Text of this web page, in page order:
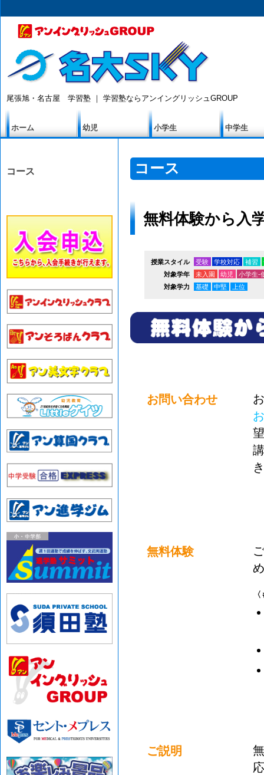
尾張旭・名古屋 学習塾 ｜ 学習塾ならアンイングリッシュGROUP
ホーム 幼児 小学生 中学生
コース コース
無料体験から入
授業スタイル 受験 学校対応 補習
対象学年
未入園 幼児
小学生-
対象学力
基礎 中堅 上位
お問い合わせ
無料体験
ご説明